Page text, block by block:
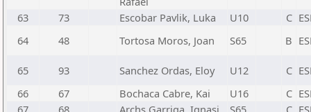
63
73 Escobar Pavlik, Luka U10 C
64
48 Tortosa Moros, Joan S65 B
65 93 Sanchez Ordas, Eloy U12 C
66
67 Bochaca Cabre, Kai U16 C
67
68 Archs Garriga, Ignasi S65 C